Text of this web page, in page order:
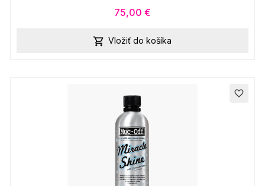
75,00 €
 Vložiť do košíka
favorite_border